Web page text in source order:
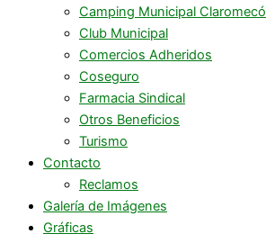
Camping Municipal Claromecó
Club Municipal
Comercios Adheridos
Coseguro
Farmacia Sindical
Otros Beneficios
Turismo
Contacto
Reclamos
Galería de Imágenes
Gráficas